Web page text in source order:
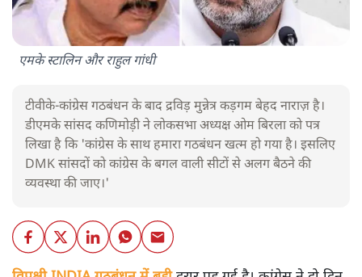
एमके स्टालिन और राहुल गांधी
टीवीके-कांग्रेस गठबंधन के बाद द्रविड़ मुन्नेत्र कड़गम बेहद नाराज़ है।
डीएमके सांसद कणिमोड़ी ने लोकसभा अध्यक्ष ओम बिरला को पत्र
लिखा है कि 'कांग्रेस के साथ हमारा गठबंधन खत्म हो गया है। इसलिए
DMK सांसदों को कांग्रेस के बगल वाली सीटों से अलग बैठने की
व्यवस्था की जाए।'